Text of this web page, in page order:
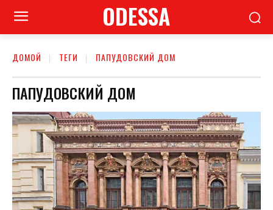
ODESSA
ДОМОЙ ТЕГИ ПАПУДОВСКИЙ ДОМ
ПАПУДОВСКИЙ ДОМ